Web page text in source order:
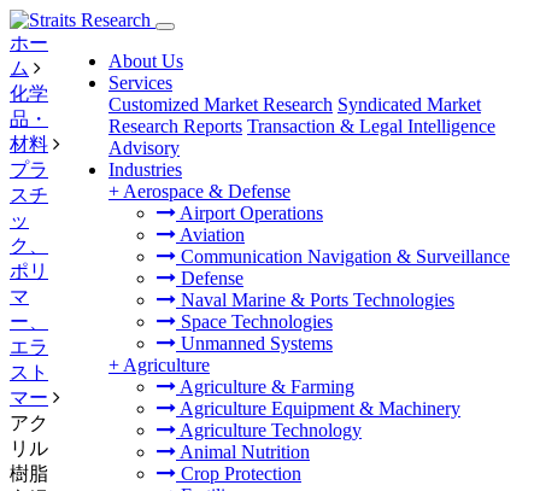
About Us
Services
Customized Market Research Syndicated Market
Research Reports Transaction & Legal Intelligence
Advisory
Industries
+ Aerospace & Defense
Airport Operations
Aviation
Communication Navigation & Surveillance
Defense
Naval Marine & Ports Technologies
Space Technologies
Unmanned Systems
+ Agriculture
Agriculture & Farming
Agriculture Equipment & Machinery
Agriculture Technology
Animal Nutrition
Crop Protection
ホー
ム
化学
品・
材料
プラ
スチ
ッ
ク、
ポリ
マ
ー、
エラ
スト
マー
アク
リル
樹脂